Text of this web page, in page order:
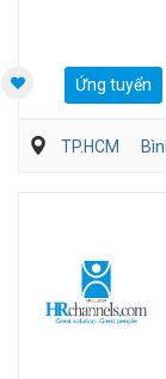
Ứng tuyển
TP.HCM